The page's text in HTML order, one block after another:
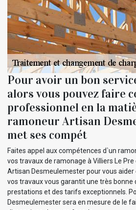
Pour avoir un bon
alors vous pouvez faire
professionnel en la
ramoneur Artisan
met ses compét
Faites appel aux compétences d`un
vos travaux de ramonage à Villiers Le
Artisan Desmeulemester pour vous aider
vos travaux vous garantit une très bonne
prestations et des tarifs exceptionnels.
Desmeulemester sera en mesure de le